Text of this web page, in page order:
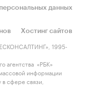
данных
Хостинг сайтов
1995-
агентства «РБК»
информации
сфере связи,